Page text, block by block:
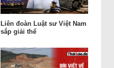
Liên đoàn Luật sư Việt Nam
sắp giải thể